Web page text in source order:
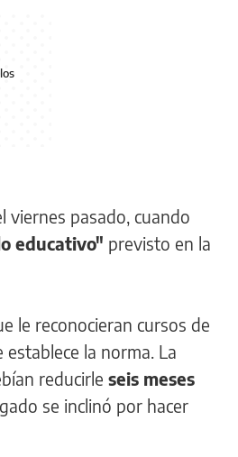
viernes pasado, cuando
educativo" previsto en la
le reconocieran cursos de
establece la norma. La
reducirle seis meses
se inclinó por hacer